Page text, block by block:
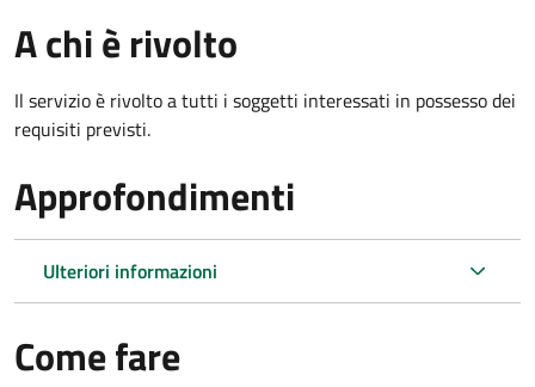
A chi è rivolto
Il servizio è rivolto a tutti i soggetti interessati in possesso dei
requisiti previsti.
Approfondimenti
Ulteriori informazioni
Come fare